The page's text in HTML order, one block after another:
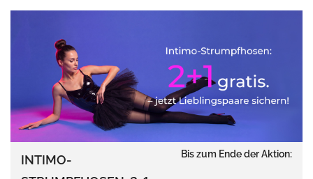
INTIMO-
Bis zum Ende der Aktion: